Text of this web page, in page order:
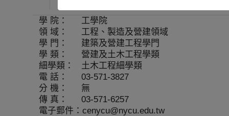
學 院：
工學院
領 域：
工程、製造及營建領域
學 門：
建築及營建工程學門
學 類：
營建及土木工程學類
細學類：
土木工程細學類
電 話：
03-571-3827
分 機：
無
傳 真：
03-571-6257
電子郵件： cenycu@nycu.edu.tw